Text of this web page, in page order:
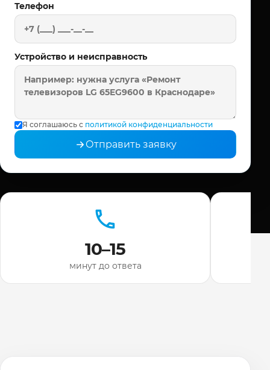
Телефон
Устройство и неисправность
Я соглашаюсь с политикой конфиденциальности
Отправить заявку
10–15
минут до ответа